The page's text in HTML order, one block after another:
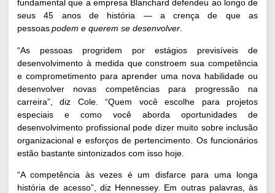
fundamental que a empresa Blanchard defendeu ao longo de
seus 45 anos de história — a crença de que as
pessoaspodem e querem se desenvolver.
“As pessoas progridem por estágios previsíveis de
desenvolvimento à medida que constroem sua competência
e comprometimento para aprender uma nova habilidade ou
desenvolver novas competências para progressão na
carreira”, diz Cole. “Quem você escolhe para projetos
especiais e como você aborda oportunidades de
desenvolvimento profissional pode dizer muito sobre inclusão
organizacional e esforços de pertencimento. Os funcionários
estão bastante sintonizados com isso hoje.
“A competência às vezes é um disfarce para uma longa
história de acesso”, diz Hennessey. Em outras palavras, às